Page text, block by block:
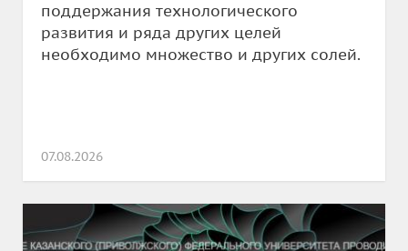
поддержания технологического
развития и ряда других целей
необходимо множество и других солей.
07.08.2026